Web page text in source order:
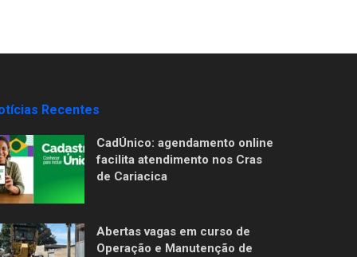
Recentes
CadÚnico: agendamento online
facilita atendimento nos Cras
de Cariacica
Abertas vagas em curso de
Operação e Manutenção de